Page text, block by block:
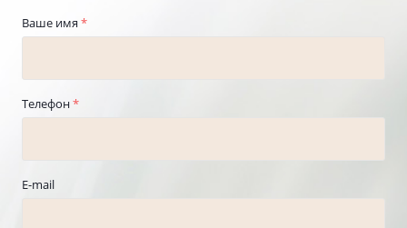
Ваше имя *
Телефон*
E-mail